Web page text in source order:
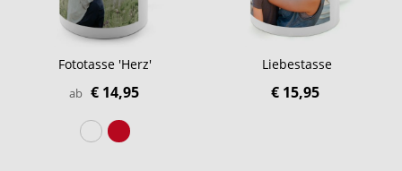
Fototasse 'Herz'
ab € 14,95
Liebestasse
€ 15,95